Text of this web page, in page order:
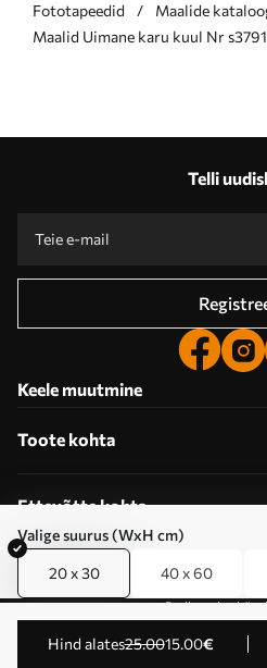
Valige suurus (WxH cm)
20 x 30 40 x 60
Hind alates25.0015.00€
Fototapeedid Maalide
Maalid Uimane karu kuul Nr
Telli
Keele muutmine
Toote kohta
Ettevõtte kohta
Redigeerige
© 2011-2026 Uwalls .
Tegevustaseme KLW Sp. z